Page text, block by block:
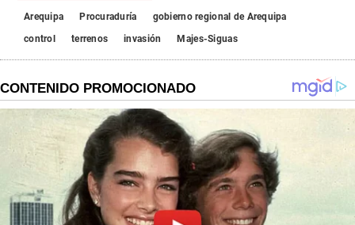
Arequipa Procuraduría
gobierno regional de Arequipa
control
terrenos invasión Majes-Siguas